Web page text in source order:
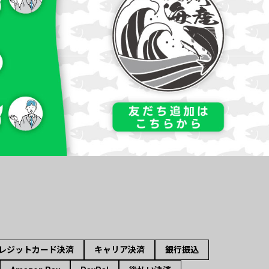
ジットカード決済 キャリア決済 銀行振込